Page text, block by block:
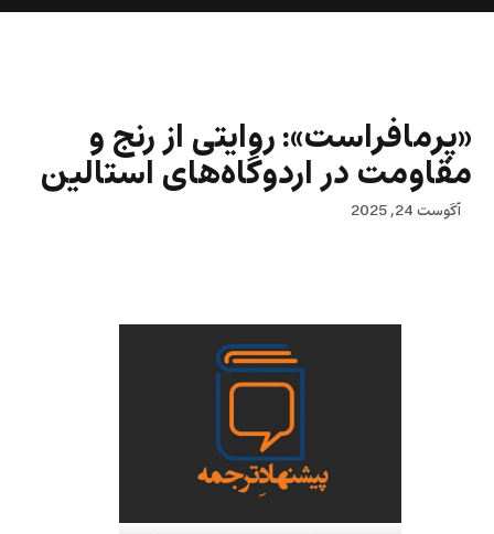
«پرمافراست»: روایتی از رنج و
مقاومت در اردوگاه‌های استالین
آگوست 24, 2025